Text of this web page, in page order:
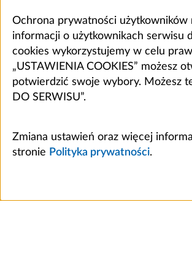
Ochrona prywatności użytkowników
informacji o użytkownikach serwisu
cookies wykorzystujemy w celu
„USTAWIENIA COOKIES” możesz
potwierdzić swoje wybory. Możesz
DO SERWISU”.
Zmiana ustawień oraz więcej
stronie Polityka prywatności.